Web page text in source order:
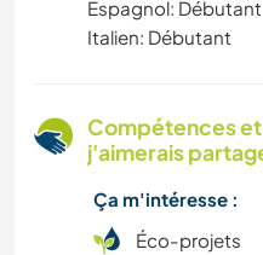
ARTS DU
ACTIVITÉS
RANDONNÉE
Espagnol: Débutant
Italien: Débutant
Compétences
j'aimerais
Ça m'intéresse :
Éco-projets